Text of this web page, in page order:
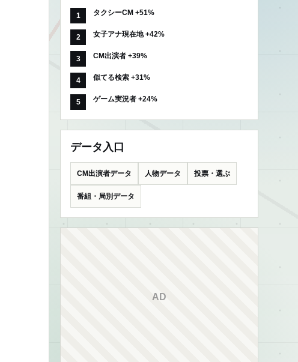
タクシーCM +51%
女子アナ現在地 +42%
CM出演者 +39%
似てる検索 +31%
ゲーム実況者 +24%
データ入口
CM出演者データ 人物データ 投票・選ぶ
番組・局別データ
AD